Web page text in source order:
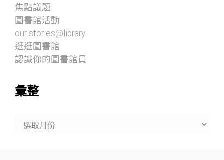
焦點議題
圖書館活動
our stories@library
逛逛圖書館
認識你的圖書館員
彙整